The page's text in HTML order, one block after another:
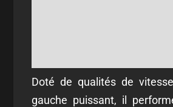
Doté de qualités de
gauche puissant, il